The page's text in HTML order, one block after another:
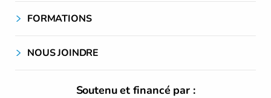
FORMATIONS
NOUS JOINDRE
Soutenu et financé par :